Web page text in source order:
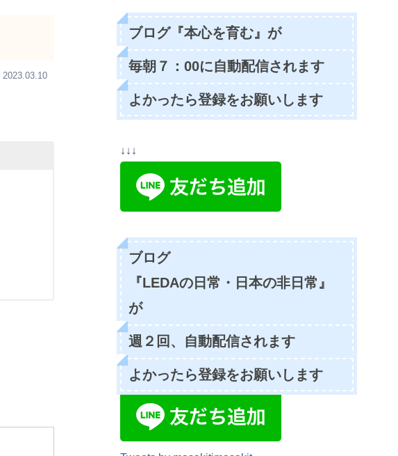
2023.03.10
ブログ『本心を育む』が
毎朝７：00に自動配信されます
よかったら登録をお願いします
↓↓↓
ブログ
『LEDAの日常・日本の非日常』
が
週２回、自動配信されます
よかったら登録をお願いします